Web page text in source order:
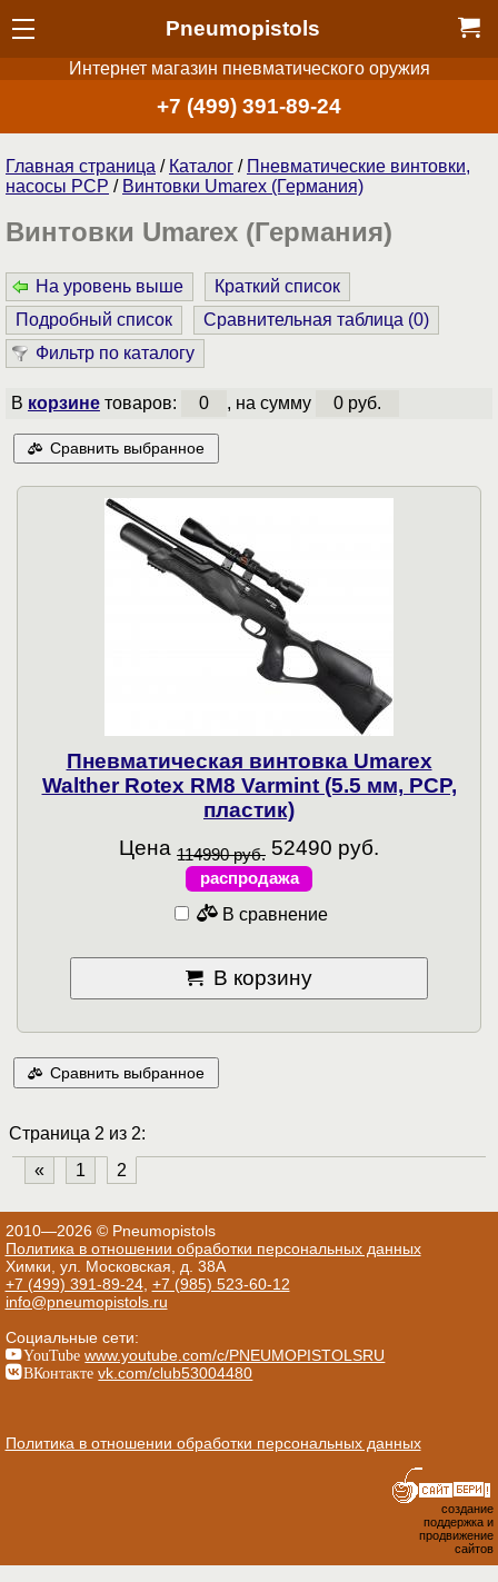
Pneumopistols
Интернет магазин пневматического оружия
+7 (499) 391-89-24
Главная страница / Каталог / Пневматические винтовки,
насосы PCP / Винтовки Umarex (Германия)
Винтовки Umarex (Германия)
На уровень выше
Краткий список
Подробный список
Сравнительная таблица (0)
Фильтр по каталогу
В корзинетоваров: 0 , на сумму 0 руб.
Сравнить выбранное
Пневматическая винтовка Umarex
Walther Rotex RM8 Varmint (5.5 мм, PCP,
пластик)
Цена 114990 руб. 52490 руб.
распродажа
В сравнение
В корзину
Сравнить выбранное
Страница 2 из 2:
«
1 2
2010—2026 © Pneumopistols
Политика в отношении обработки персональных данных
Химки, ул. Московская, д. 38А
+7 (499) 391-89-24, +7 (985) 523-60-12
info@pneumopistols.ru
Социальные сети:
YouTube www.youtube.com/c/PNEUMOPISTOLSRU
ВКонтакте vk.com/club53004480
Политика в отношении обработки персональных данных
создание
поддержка и
продвижение
сайтов